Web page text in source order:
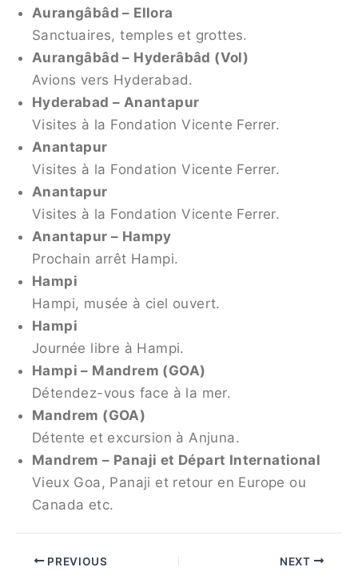
Aurangâbâd – Ellora
Sanctuaires, temples et grottes.
Aurangâbâd – Hyderâbâd (Vol)
Avions vers Hyderabad.
Hyderabad – Anantapur
Visites à la Fondation Vicente Ferrer.
Anantapur
Visites à la Fondation Vicente Ferrer.
Anantapur
Visites à la Fondation Vicente Ferrer.
Anantapur – Hampy
Prochain arrêt Hampi.
Hampi
Hampi, musée à ciel ouvert.
Hampi
Journée libre à Hampi.
Hampi – ​​Mandrem (GOA)
Détendez-vous face à la mer.
Mandrem (GOA)
Détente et excursion à Anjuna.
Mandrem – Panaji et Départ International
Vieux Goa, Panaji et retour en Europe ou
Canada etc.
PREVIOUS NEXT